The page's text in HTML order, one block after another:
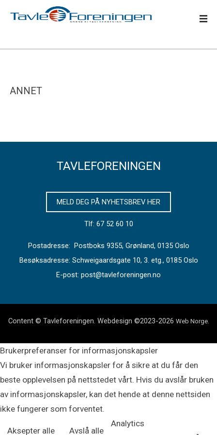
ANNET
TAVLEFORENINGEN
MELD DEG PÅ NYHETSBREV HER
Tlf: 67 52 60 10
Postadresse: Postboks 9355, Grønland, 0135 Oslo
Besøksadresse: Schweigaardsgate 10, 3. etg., 0185 Oslo
E-post: post@tavleforeningen.no
Content © Tavleforeningen. Webdesign ©2023-2026 Web Norge.
Brukerpreferanser for informasjonskapsler
Vi bruker informasjonskapsler for å sikre at du får den
beste opplevelsen på nettstedet vårt. Hvis du avslår bruken
av informasjonskapsler, kan det hende at denne nettsiden
ikke fungerer som forventet.
Aksepter alle Avslå alle
Analytics